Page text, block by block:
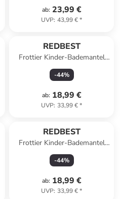
ab: 23,99 €
UVP: 43,99 €*
REDBEST
Frottier Kinder-Bademantel
mit Kapuze Chicago in
dunkelblau
-44%
ab: 18,99 €
UVP: 33,99 €*
REDBEST
Frottier Kinder-Bademantel
mit Kapuze Chicago in taupe
-44%
ab: 18,99 €
UVP: 33,99 €*